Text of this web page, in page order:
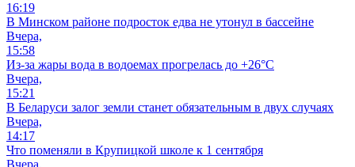
16:19
В Минском районе подросток едва не утонул в бассейне
Вчера,
15:58
Из-за жары вода в водоемах прогрелась до +26°C
Вчера,
15:21
В Беларуси залог земли станет обязательным в двух случаях
Вчера,
14:17
Что поменяли в Крупицкой школе к 1 сентября
Вчера,